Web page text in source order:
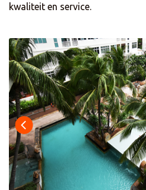
kwaliteit en service.